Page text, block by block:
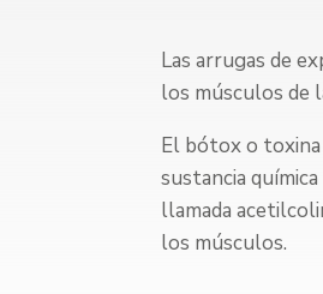
Las arrugas de
los músculos de
El bótox o
sustancia
llamada
los músculos.